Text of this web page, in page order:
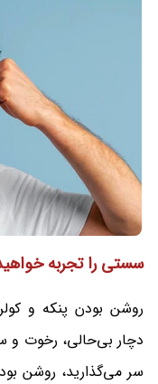
سستی را تجربه
روشن بودن پنکه و
دچار بی‌حالی، رخوت
سر می‌گذارید، روشن